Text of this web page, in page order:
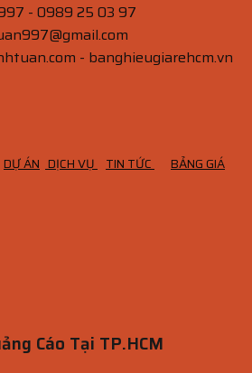
- 0989 25 03 97
- banghieugiarehcm.vn
DỰ ÁN DỊCH VỤ TIN TỨC
BẢNG GIÁ
Cáo Tại TP.HCM